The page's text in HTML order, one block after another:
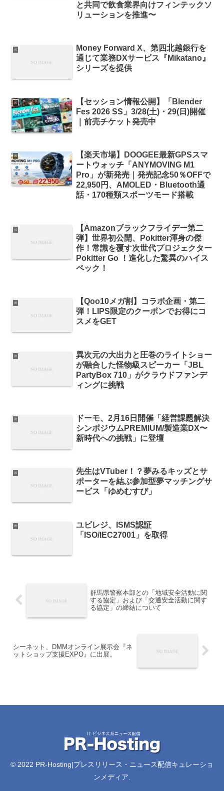
と共同で飲食業界向けフィンテックソ
リューションを推進〜
it
Money Forward X、第四北越銀行を
通じて業務DXサービス『Mikatano』
シリーズを提供
it
【セッション情報公開】「Blender
Fes 2026 SS」3/28(土)・29(日)開催
｜前売チケット発売中
it
【楽天市場】DOOGEE最新GPSスマ
ートウォッチ「ANYMOVING M1
Pro」が新発売｜発売記念50％OFFで
22,950円、AMOLED・Bluetooth通
話・170種類スポーツモード搭載
it
【Amazonブラックフライデー第二
弾】世界初公開、Pokitter渾身の傑
作！常識を覆す次世代プロジェクター
Pokitter Go ！進化した驚異のハイス
ペック！
it
【Qoo10メガ割】コラボ企画・第二
弾！LIPS限定のクーポンでお得にコ
スメをGET
it
異次元の大出力と圧巻のライトショー
が融合した怪物級スピーカー「JBL
PartyBox 710」がクラウドファンデ
ィングに挑戦
it
ドーモ、2月16日開催「経営課題解決
シンポジウムPREMIUM/製造業DX〜
新時代への挑戦」に登壇
it
先生はVTuber！？夢みるキッズとサ
ポーターを結ぶ参加型夢マッチングサ
ービス「ゆめむすび」
it
ユビレジ、ISMS認証
「ISO/IEC27001」を取得
群馬県警察本部との「地域安全活動に関
する協定」および「交通安全活動に関す
る協定」の締結について
シーネット、DMMオンライン展示会『ネ
ットショップ支援EXPO』に出展。
© 2022 PR-Hosting|プレスリリース・ニュース配信キュレーショ
ンメディア.